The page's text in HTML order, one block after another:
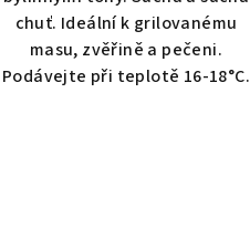
chuť. Ideální k grilovanému
masu, zvěřině a pečeni.
Podávejte při teplotě 16-18°C.